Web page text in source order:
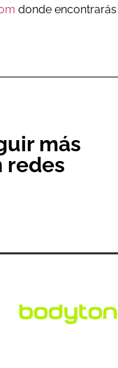
donde encontrarás
más
redes